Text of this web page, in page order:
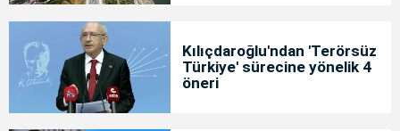
Kılıçdaroğlu'ndan 'Terörsüz
Türkiye' sürecine yönelik 4
öneri